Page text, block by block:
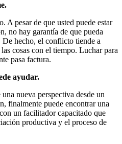
A pesar de que usted puede estar
no hay garantía de que pueda
De hecho, el conflicto tiende a
cosas con el tiempo. Luchar para
pasa factura.
ayudar.
nueva perspectiva desde un
finalmente puede encontrar una
un facilitador capacitado que
productiva y el proceso de